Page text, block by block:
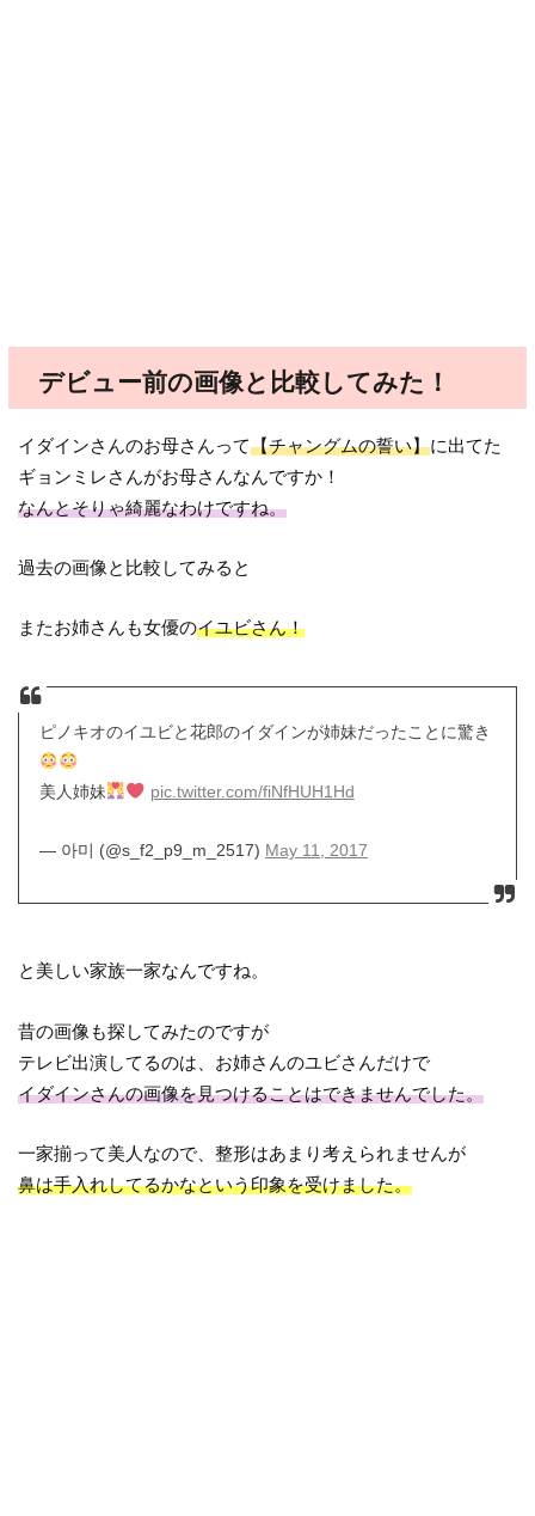
デビュー前の画像と比較してみた！
イダインさんのお母さんって【チャングムの誓い】に出てた
ギョンミレさんがお母さんなんですか！
なんとそりゃ綺麗なわけですね。
過去の画像と比較してみると
またお姉さんも女優のイユビさん！
ピノキオのイユビと花郎のイダインが姉妹だったことに驚き
美人姉妹 pic.twitter.com/fiNfHUH1Hd
— 아미 (@s_f2_p9_m_2517) May 11, 2017
と美しい家族一家なんですね。
昔の画像も探してみたのですが
テレビ出演してるのは、お姉さんのユビさんだけで
イダインさんの画像を見つけることはできませんでした。
一家揃って美人なので、整形はあまり考えられませんが
鼻は手入れしてるかなという印象を受けました。